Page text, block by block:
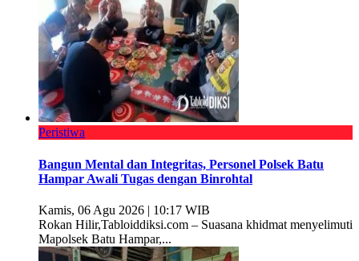
Peristiwa
Bangun Mental dan Integritas, Personel Polsek Batu
Hampar Awali Tugas dengan Binrohtal
Kamis, 06 Agu 2026 | 10:17 WIB
Rokan Hilir,Tabloiddiksi.com – Suasana khidmat menyelimuti
Mapolsek Batu Hampar,...